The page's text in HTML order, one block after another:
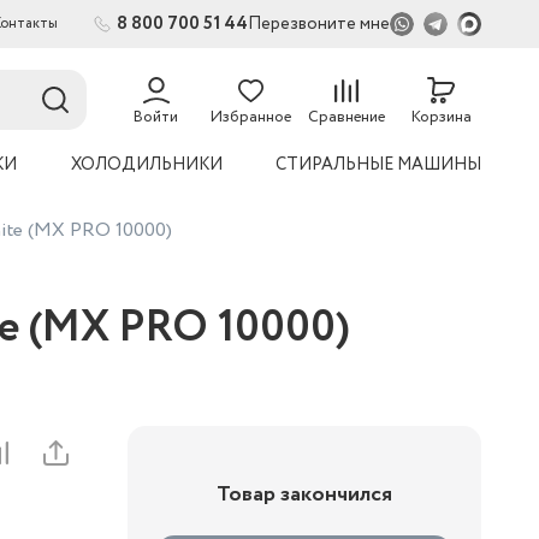
8 800 700 51 44Перезвоните мне
Войти Избранное Сравнение Корзина
ХОЛОДИЛЬНИКИ СТИРАЛЬНЫЕ МАШИНЫ
(MX PRO 10000)
(MX PRO 10000)
Товар закончился